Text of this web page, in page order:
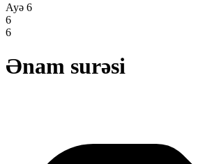
Ayə 6
6
6
Ənam surəsi